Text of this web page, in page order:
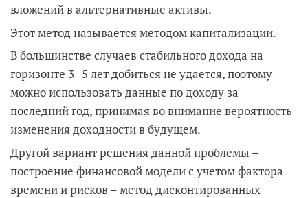
вложений в альтернативные активы.
Этот метод называется методом капитализации.
В большинстве случаев стабильного дохода на
горизонте 3–5 лет добиться не удается, поэтому
можно использовать данные по доходу за
последний год, принимая во внимание вероятность
изменения доходности в будущем.
Другой вариант решения данной проблемы –
построение финансовой модели с учетом фактора
времени и рисков – метод дисконтированных